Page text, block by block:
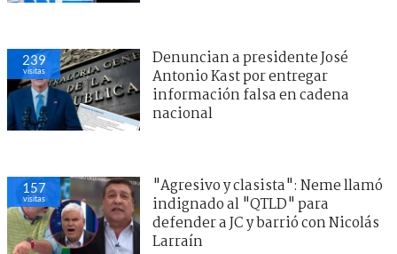
239
visitas
Denuncian a presidente José
Antonio Kast por entregar
información falsa en cadena
nacional
157
visitas
"Agresivo y clasista": Neme llamó
indignado al "QTLD" para
defender a JC y barrió con Nicolás
Larraín